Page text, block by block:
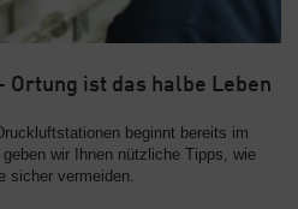
Ortung ist das halbe Leben
beginnt bereits im
wir Ihnen nützliche Tipps, wie
sicher vermeiden.